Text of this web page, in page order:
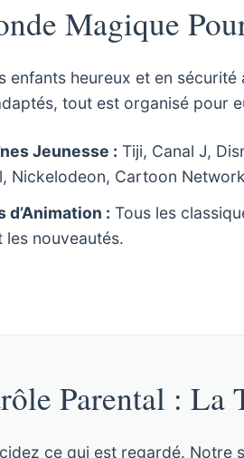
Magique
enfants heureux et en
tout est organisé pour
Jeunesse : Tiji, Canal J,
Nickelodeon, Cartoon
d’Animation : Tous les
les nouveautés.
Parental : La
ce qui est regardé. Notre